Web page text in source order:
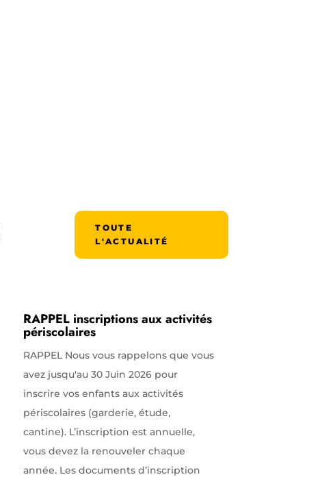
TOUTE
L'ACTUALITÉ
RAPPEL inscriptions aux activités
périscolaires
RAPPEL Nous vous rappelons que vous
avez jusqu'au 30 Juin 2026 pour
inscrire vos enfants aux activités
périscolaires (garderie, étude,
cantine). L’inscription est annuelle,
vous devez la renouveler chaque
année. Les documents d’inscription